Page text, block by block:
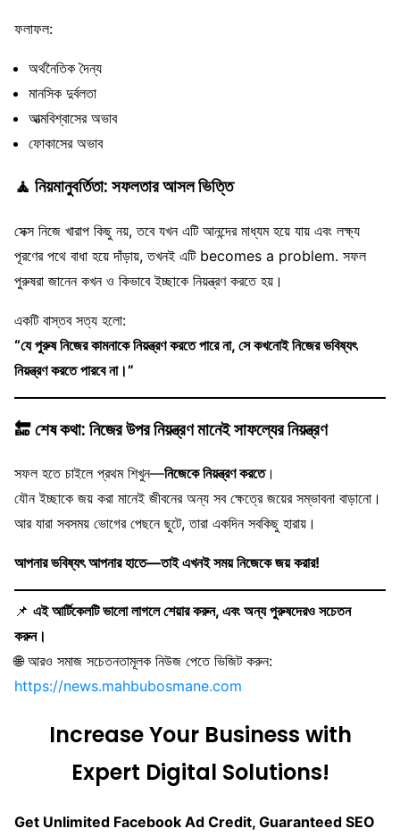
ফলাফল:
অর্থনৈতিক দৈন্য
মানসিক দুর্বলতা
আত্মবিশ্বাসের অভাব
ফোকাসের অভাব
🧘 নিয়মানুবর্তিতা: সফলতার আসল ভিত্তি
সেক্স নিজে খারাপ কিছু নয়, তবে যখন এটি আনন্দের মাধ্যম হয়ে যায় এবং লক্ষ্য
পূরণের পথে বাধা হয়ে দাঁড়ায়, তখনই এটি becomes a problem. সফল
পুরুষরা জানেন কখন ও কিভাবে ইচ্ছাকে নিয়ন্ত্রণ করতে হয়।
একটি বাস্তব সত্য হলো:
“যে পুরুষ নিজের কামনাকে নিয়ন্ত্রণ করতে পারে না, সে কখনোই নিজের ভবিষ্যৎ
নিয়ন্ত্রণ করতে পারবে না।”
🔚শেষ কথা: নিজের উপর নিয়ন্ত্রণ মানেই সাফল্যের নিয়ন্ত্রণ
সফল হতে চাইলে প্রথম শিখুন—নিজেকে নিয়ন্ত্রণ করতে।
যৌন ইচ্ছাকে জয় করা মানেই জীবনের অন্য সব ক্ষেত্রে জয়ের সম্ভাবনা বাড়ানো।
আর যারা সবসময় ভোগের পেছনে ছুটে, তারা একদিন সবকিছু হারায়।
আপনার ভবিষ্যৎ আপনার হাতে—তাই এখনই সময় নিজেকে জয় করার!
📌 এই আর্টিকেলটি ভালো লাগলে শেয়ার করুন, এবং অন্য পুরুষদেরও সচেতন
করুন।
🌐 আরও সমাজ সচেতনতামূলক নিউজ পেতে ভিজিট করুন:
https://news.mahbubosmane.com
Increase Your Business with
Expert Digital Solutions!
Get Unlimited Facebook Ad Credit, Guaranteed SEO